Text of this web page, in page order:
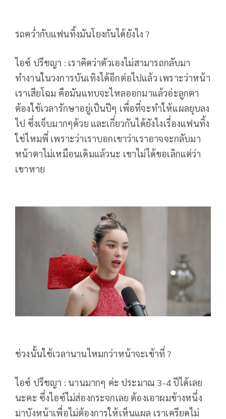
รถคว่ำกับแฟนทิ้งมันโยงกันได้ยังไง ?
ไอซ์ ปรีชญา : เราคิดว่าตัวเองไม่สามารถกลับมา
ทำงานในวงการบันเทิงได้อีกต่อไปแล้ว เพราะว่าหน้า
เราเสียโฉม คือมันแทบจะไหลออกมาแล้วอ่ะลูกตา
ต้องใช้เวลารักษาอยู่เป็นปีๆ เพื่อที่จะทำให้แผลยุบลง
ไป ซึ่งเจ็บมากๆด้วย และเกี่ยวกันได้ยังไงเรื่องแฟนทิ้ง
ใช่ไหมพี่ เพราะว่าเราบอกเขาว่าเราอาจจะกลับมา
หน้าตาไม่เหมือนเดิมแล้วนะ เขาไม่ได้ขอเลิกแต่ว่า
เขาหาย
ช่วงนั้นใช้เวลานานไหมกว่าหน้าจะเข้าที่ ?
ไอซ์ ปรีชญา : นานมากๆ ค่ะ ประมาณ 3-4 ปีได้เลย
นะคะ ซึ่งไอซ์ไม่ส่องกระจกเลย ต้องเอาผมข้างหนึ่ง
มาบังหน้าเพื่อไม่ต้องการให้เห็นแผล เราเครียดไม่